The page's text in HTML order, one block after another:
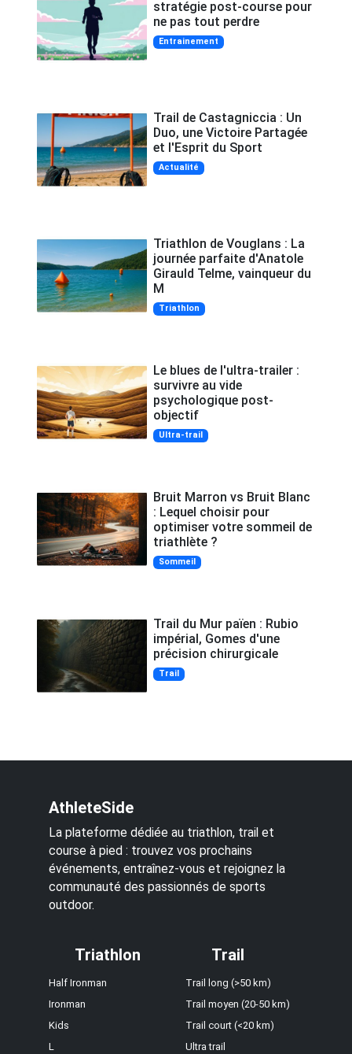
stratégie post-course pour
ne pas tout perdre
Entrainement
Trail de Castagniccia : Un
Duo, une Victoire Partagée
et l'Esprit du Sport
Actualité
Triathlon de Vouglans : La
journée parfaite d'Anatole
Girauld Telme, vainqueur du
M
Triathlon
Le blues de l'ultra-trailer :
survivre au vide
psychologique post-
objectif
Ultra-trail
Bruit Marron vs Bruit Blanc
: Lequel choisir pour
optimiser votre sommeil de
triathlète ?
Sommeil
Trail du Mur païen : Rubio
impérial, Gomes d'une
précision chirurgicale
Trail
AthleteSide
La plateforme dédiée au triathlon, trail et
course à pied : trouvez vos prochains
événements, entraînez-vous et rejoignez la
communauté des passionnés de sports
outdoor.
Triathlon
Half Ironman
Ironman
Kids
L
Trail
Trail long (>50 km)
Trail moyen (20-50 km)
Trail court (<20 km)
Ultra trail